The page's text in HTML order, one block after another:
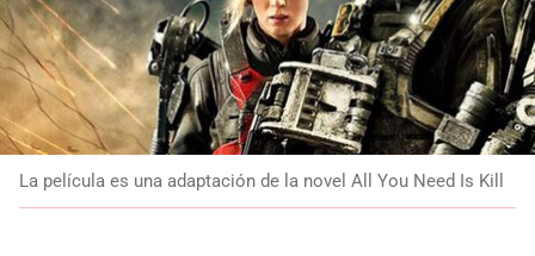
La película es una adaptación de la novel All You Need Is Kill